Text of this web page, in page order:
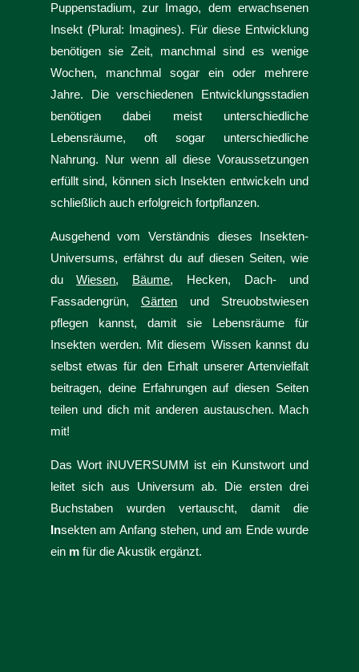
Puppenstadium, zur Imago, dem erwachsenen
Insekt (Plural: Imagines). Für diese Entwicklung
benötigen sie Zeit, manchmal sind es wenige
Wochen, manchmal sogar ein oder mehrere
Jahre. Die verschiedenen Entwicklungsstadien
benötigen dabei meist unterschiedliche
Lebensräume, oft sogar unterschiedliche
Nahrung. Nur wenn all diese Voraussetzungen
erfüllt sind, können sich Insekten entwickeln und
schließlich auch erfolgreich fortpflanzen.
Ausgehend vom Verständnis dieses Insekten-
Universums, erfährst du auf diesen Seiten, wie
duWiesen, Bäume, Hecken, Dach- und
Fassadengrün,Gärten und Streuobstwiesen
pflegen kannst, damit sie Lebensräume für
Insekten werden. Mit diesem Wissen kannst du
selbst etwas für den Erhalt unserer Artenvielfalt
beitragen, deine Erfahrungen auf diesen Seiten
teilen und dich mit anderen austauschen. Mach
mit!
Das Wort iNUVERSUMM ist ein Kunstwort und
leitet sich aus Universum ab. Die ersten drei
Buchstaben wurden vertauscht, damit die
Insekten am Anfang stehen, und am Ende wurde
ein mfür die Akustik ergänzt.